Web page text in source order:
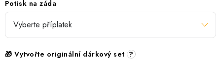
Potisk na záda
🎁 Vytvořte originální dárkový set ?